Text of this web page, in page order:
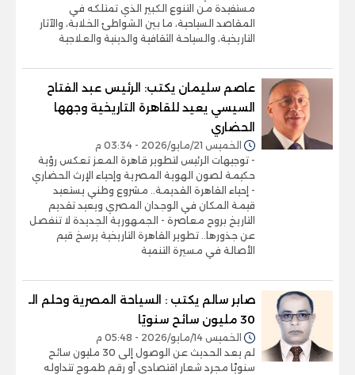
مستفيدة من التنوع الكبير الذي تمتلكه في
المقاصد السياحية، ما بين الشواطئ الخلابة، والآثار
التاريخية، والسياحة الثقافية والدينية والعلاجية
عاصم سليمان يكتب: الرئيس عبد الفتاح
السيسي يعيد للقاهرة التاريخية وجهها
الحضاري
الخميس 21/مايو/2026 - 03:34 م
- توجيهات الرئيس لتطوير قاهرة المعز تعكس رؤية
حكيمة لصون الهوية المصرية وإحياء الإرث الحضاري
- إحياء القاهرة القديمة.. مشروع وطني يستعيد
قيمة المكان في الوجدان المصري ويعيد تقديم
التاريخ بروح معاصرة - الجمهورية الجديدة لا تنفصل
عن جذورها.. تطوير القاهرة التاريخية يرسخ قيم
الأصالة في مسيرة التنمية
صابر سالم يكتب : السياحة المصرية وحلم الـ
30 مليون سائح سنويًا
الخميس 14/مايو/2026 - 05:48 م
لم يعد الحديث عن الوصول إلى 30 مليون سائح
سنويًا مجرد شعار اقتصادي أو رقم طموح تتداوله